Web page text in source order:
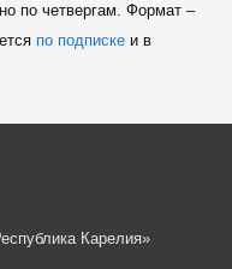
по четвергам. Формат –
по подпискеи в
Карелия»